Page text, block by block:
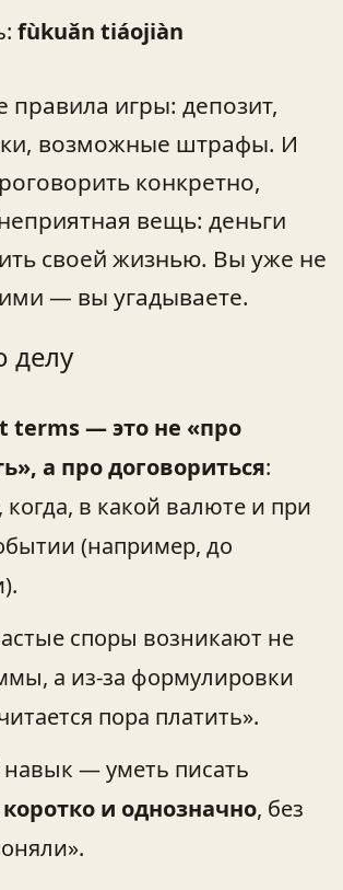
fùkuǎn tiáojiàn
правила игры: депозит,
возможные штрафы. И
конкретно,
вещь: деньги
своей жизнью. Вы уже не
— вы угадываете.
делу
terms — это не «про
а про договориться:
когда, в какой валюте и при
(например, до
споры возникают не
а из‑за формулировки
пора платить».
— уметь писать
коротко и однозначно, без